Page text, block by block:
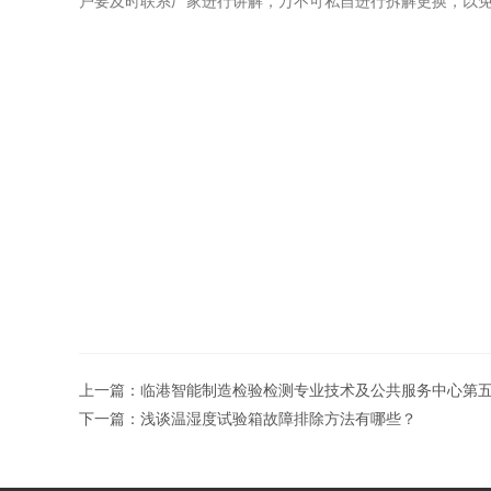
上一篇： 临港智能制造检验检测专业技术及公共服务中心第
下一篇： 浅谈温湿度试验箱故障排除方法有哪些？